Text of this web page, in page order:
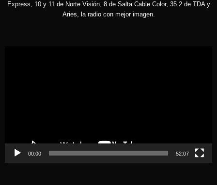
Express, 10 y 11 de Norte Visión, 8 de Salta Cable Color, 35.2 de TDA y
Aries, la radio con mejor imagen.
00:00 52:07